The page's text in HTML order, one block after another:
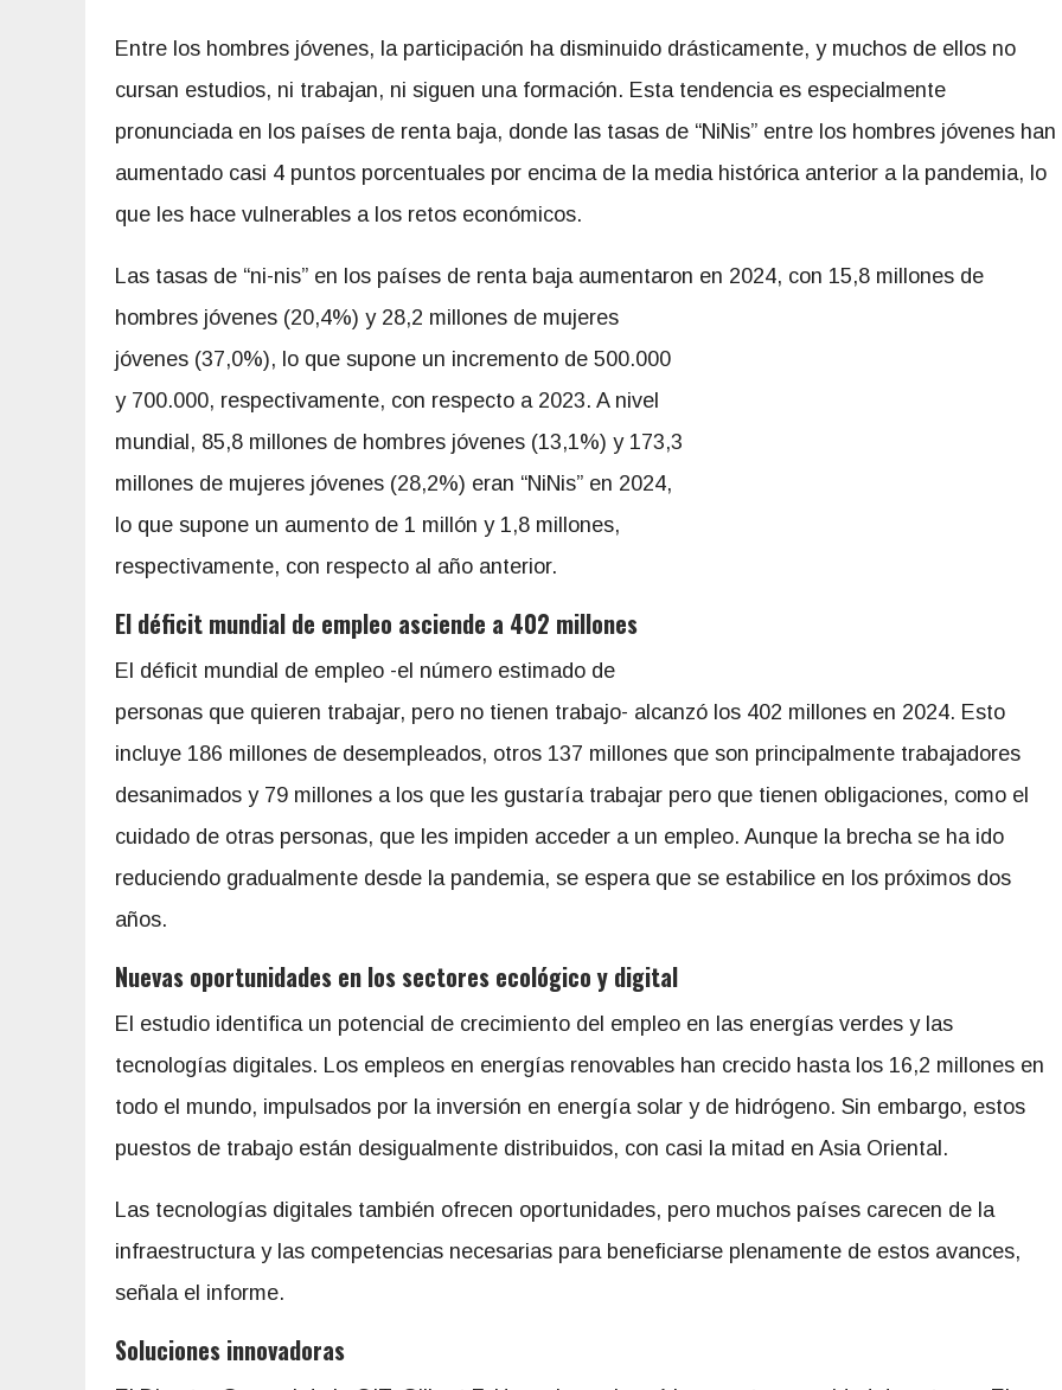
Entre los hombres jóvenes, la participación ha disminuido drásticamente, y muchos de ellos no
cursan estudios, ni trabajan, ni siguen una formación. Esta tendencia es especialmente
pronunciada en los países de renta baja, donde las tasas de “NiNis” entre los hombres jóvenes han
aumentado casi 4 puntos porcentuales por encima de la media histórica anterior a la pandemia, lo
que les hace vulnerables a los retos económicos.
Las tasas de “ni-nis” en los países de renta baja aumentaron en 2024, con 15,8 millones de
hombres jóvenes (20,4%) y 28,2 millones de mujeres
jóvenes (37,0%), lo que supone un incremento de 500.000
y 700.000, respectivamente, con respecto a 2023. A nivel
mundial, 85,8 millones de hombres jóvenes (13,1%) y 173,3
millones de mujeres jóvenes (28,2%) eran “NiNis” en 2024,
lo que supone un aumento de 1 millón y 1,8 millones,
respectivamente, con respecto al año anterior.
El déficit mundial de empleo asciende a 402 millones
El déficit mundial de empleo -el número estimado de
personas que quieren trabajar, pero no tienen trabajo- alcanzó los 402 millones en 2024. Esto
incluye 186 millones de desempleados, otros 137 millones que son principalmente trabajadores
desanimados y 79 millones a los que les gustaría trabajar pero que tienen obligaciones, como el
cuidado de otras personas, que les impiden acceder a un empleo. Aunque la brecha se ha ido
reduciendo gradualmente desde la pandemia, se espera que se estabilice en los próximos dos
años.
Nuevas oportunidades en los sectores ecológico y digital
El estudio identifica un potencial de crecimiento del empleo en las energías verdes y las
tecnologías digitales. Los empleos en energías renovables han crecido hasta los 16,2 millones en
todo el mundo, impulsados por la inversión en energía solar y de hidrógeno. Sin embargo, estos
puestos de trabajo están desigualmente distribuidos, con casi la mitad en Asia Oriental.
Las tecnologías digitales también ofrecen oportunidades, pero muchos países carecen de la
infraestructura y las competencias necesarias para beneficiarse plenamente de estos avances,
señala el informe.
Soluciones innovadoras